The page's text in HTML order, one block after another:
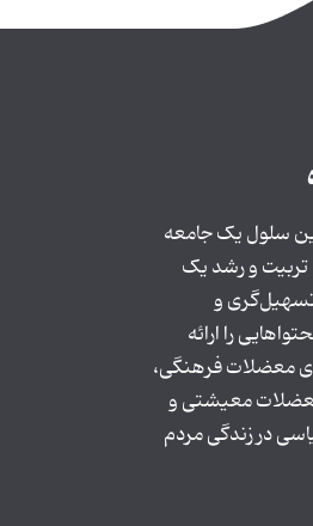
سلول یک جامعه
و رشد یک
تسهیل‌گری و
را ارائه
معضلات فرهنگی،
معیشتی و
در زندگی مردم